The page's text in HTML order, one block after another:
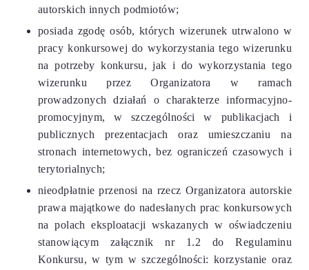
autorskich innych podmiotów;
posiada zgodę osób, których wizerunek utrwalono w
pracy konkursowej do wykorzystania tego wizerunku
na potrzeby konkursu, jak i do wykorzystania tego
wizerunku przez Organizatora w ramach
prowadzonych działań o charakterze informacyjno-
promocyjnym, w szczególności w publikacjach i
publicznych prezentacjach oraz umieszczaniu na
stronach internetowych, bez ograniczeń czasowych i
terytorialnych;
nieodpłatnie przenosi na rzecz Organizatora autorskie
prawa majątkowe do nadesłanych prac konkursowych
na polach eksploatacji wskazanych w oświadczeniu
stanowiącym załącznik nr 1.2 do Regulaminu
Konkursu, w tym w szczególności: korzystanie oraz